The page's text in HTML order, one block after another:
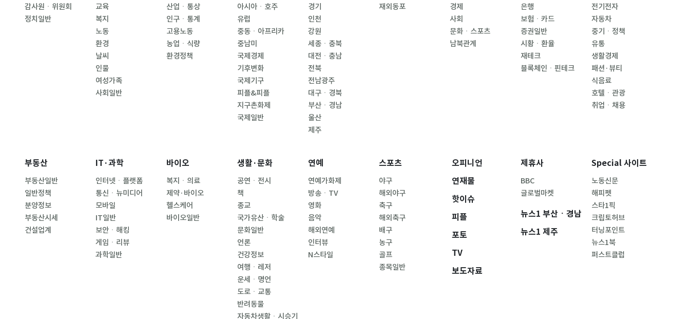
감사원ㆍ위원회
정치일반
교육
복지
노동
환경
날씨
인물
여성가족
사회일반
산업ㆍ통상
인구ㆍ통계
고용노동
농업ㆍ식량
환경정책
아시아ㆍ호주
유럽
중동ㆍ아프리카
중남미
국제경제
기후변화
국제기구
피플&피플
지구촌화제
국제일반
경기
인천
강원
세종ㆍ충북
대전ㆍ충남
전북
전남광주
대구ㆍ경북
부산ㆍ경남
울산
제주
재외동포
경제
사회
문화ㆍ스포츠
남북관계
은행
보험ㆍ카드
증권일반
시황ㆍ환율
재테크
블록체인ㆍ핀테크
전기전자
자동차
중기ㆍ정책
유통
생활경제
패션·뷰티
식음료
호텔ㆍ관광
취업ㆍ채용
부동산
부동산일반
일반정책
분양정보
부동산시세
건설업계
IT·과학
인터넷ㆍ플랫폼
통신ㆍ뉴미디어
모바일
IT일반
보안ㆍ해킹
게임ㆍ리뷰
과학일반
바이오
복지ㆍ의료
제약·바이오
헬스케어
바이오일반
생활·문화
공연ㆍ전시
책
종교
국가유산ㆍ학술
문화일반
언론
건강정보
여행ㆍ레저
운세ㆍ명언
도로ㆍ교통
반려동물
자동차생활ㆍ시승기
연예
연예가화제
방송ㆍTV
영화
음악
해외연예
인터뷰
N스타일
스포츠
야구
해외야구
축구
해외축구
배구
농구
골프
종목일반
오피니언
연재물
핫이슈
피플
포토
TV
보도자료
제휴사
BBC
글로벌마켓
뉴스1 부산ㆍ경남
뉴스1 제주
Special 사이트
노동신문
해피펫
스타1픽
크립토허브
터닝포인트
뉴스1북
퍼스트클럽